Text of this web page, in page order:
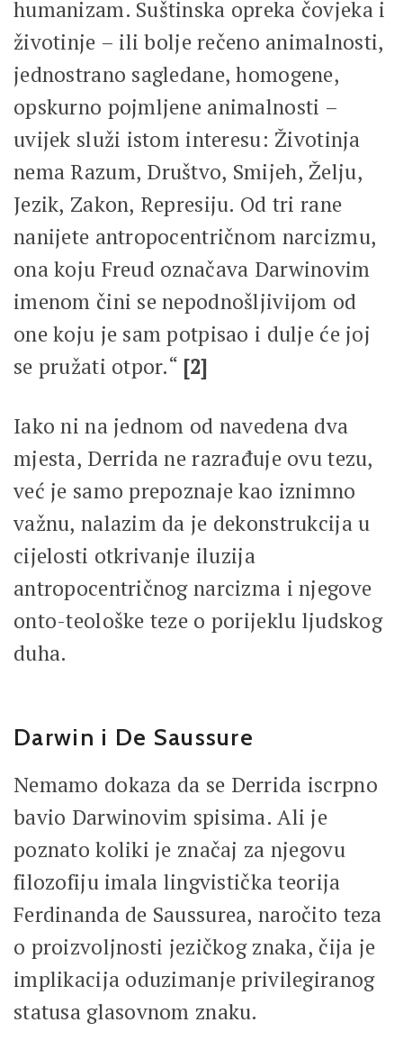
humanizam. Suštinska opreka čovjeka i
životinje – ili bolje rečeno animalnosti,
jednostrano sagledane, homogene,
opskurno pojmljene animalnosti –
uvijek služi istom interesu: Životinja
nema Razum, Društvo, Smijeh, Želju,
Jezik, Zakon, Represiju. Od tri rane
nanijete antropocentričnom narcizmu,
ona koju Freud označava Darwinovim
imenom čini se nepodnošljivijom od
one koju je sam potpisao i dulje će joj
se pružati otpor.“ [2]
Iako ni na jednom od navedena dva
mjesta, Derrida ne razrađuje ovu tezu,
već je samo prepoznaje kao iznimno
važnu, nalazim da je dekonstrukcija u
cijelosti otkrivanje iluzija
antropocentričnog narcizma i njegove
onto-teološke teze o porijeklu ljudskog
duha.
Darwin i De Saussure
Nemamo dokaza da se Derrida iscrpno
bavio Darwinovim spisima. Ali je
poznato koliki je značaj za njegovu
filozofiju imala lingvistička teorija
Ferdinanda de Saussurea, naročito teza
o proizvoljnosti jezičkog znaka, čija je
implikacija oduzimanje privilegiranog
statusa glasovnom znaku.